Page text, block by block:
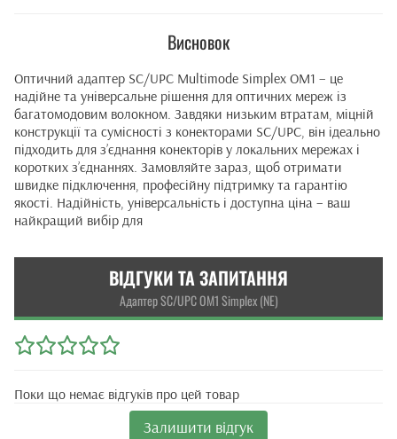
Висновок
Оптичний адаптер SC/UPC Multimode Simplex OM1 – це
надійне та універсальне рішення для оптичних мереж із
багатомодовим волокном. Завдяки низьким втратам, міцній
конструкції та сумісності з конекторами SC/UPC, він ідеально
підходить для з’єднання конекторів у локальних мережах і
коротких з’єднаннях. Замовляйте зараз, щоб отримати
швидке підключення, професійну підтримку та гарантію
якості. Надійність, універсальність і доступна ціна – ваш
найкращий вибір для
ВІДГУКИ ТА ЗАПИТАННЯ
Адаптер SC/UPC OM1 Simplex (NE)
Поки що немає відгуків про цей товар
Залишити відгук